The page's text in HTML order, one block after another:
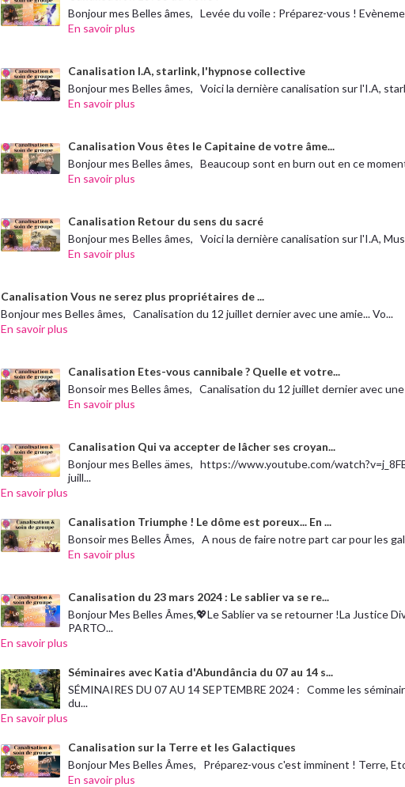
Bonjour mes Belles âmes, Levée du voile : Préparez-vous !
En savoir plus
Canalisation I.A, starlink, l'hypnose collective
Bonjour mes Belles âmes, Voici la dernière canalisation sur l'I.A,
En savoir plus
Canalisation Vous êtes le Capitaine de votre âme...
Bonjour mes Belles âmes, Beaucoup sont en burn out en ce
En savoir plus
Canalisation Retour du sens du sacré
Bonjour mes Belles âmes, Voici la dernière canalisation sur l'I.A,
En savoir plus
Canalisation Vous ne serez plus propriétaires de ...
Bonjour mes Belles âmes, Canalisation du 12 juillet dernier avec une amie... Vo...
En savoir plus
Canalisation Etes-vous cannibale ? Quelle et votre...
Bonsoir mes Belles âmes, Canalisation du 12 juillet dernier avec une
En savoir plus
Canalisation Qui va accepter de lâcher ses croyan...
Bonjour mes Belles ämes, https://www.youtube.com/
juill...
En savoir plus
Canalisation Triumphe ! Le dôme est poreux... En ...
Bonsoir mes Belles Âmes, A nous de faire notre part car pour les
En savoir plus
Canalisation du 23 mars 2024 : Le sablier va se re...
Bonjour Mes Belles Âmes,💖Le Sablier va se retourner !La Justice
PARTO...
En savoir plus
Séminaires avec Katia d'Abundância du 07 au 14 s...
SÉMINAIRES DU 07 AU 14 SEPTEMBRE 2024 : Comme les
du...
En savoir plus
Canalisation sur la Terre et les Galactiques
Bonjour Mes Belles Âmes, Préparez-vous c'est imminent ! Terre,
En savoir plus